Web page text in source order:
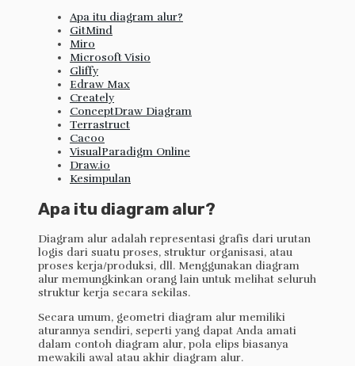
Apa itu diagram alur?
GitMind
Miro
Microsoft Visio
Gliffy
Edraw Max
Creately
ConceptDraw Diagram
Terrastruct
Cacoo
VisualParadigm Online
Draw.io
Kesimpulan
Apa itu diagram alur?
Diagram alur adalah representasi grafis dari urutan
logis dari suatu proses, struktur organisasi, atau
proses kerja/produksi, dll. Menggunakan diagram
alur memungkinkan orang lain untuk melihat seluruh
struktur kerja secara sekilas.
Secara umum, geometri diagram alur memiliki
aturannya sendiri, seperti yang dapat Anda amati
dalam contoh diagram alur, pola elips biasanya
mewakili awal atau akhir diagram alur.